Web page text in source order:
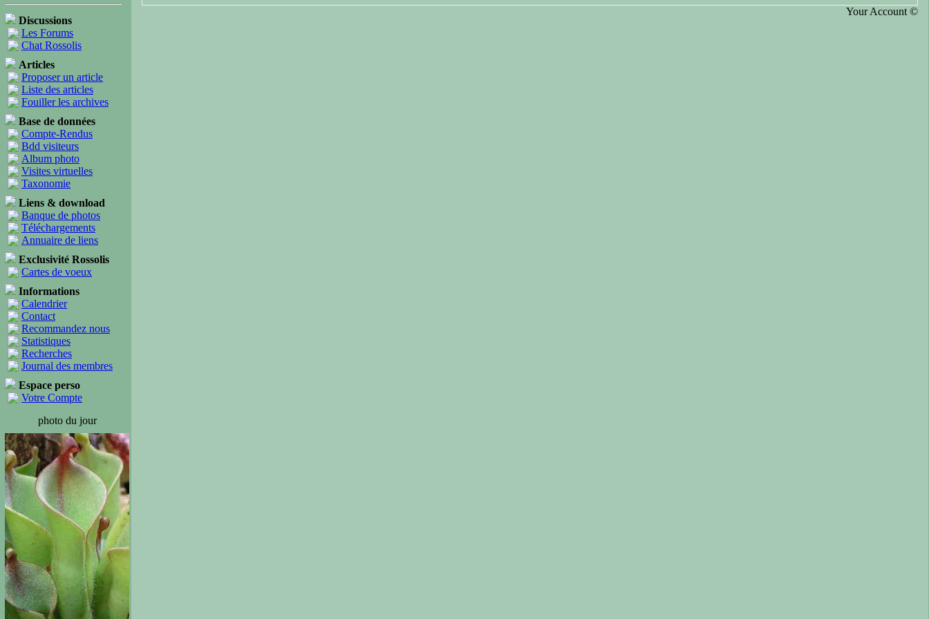
Discussions
Les Forums
Chat Rossolis
Articles
Proposer un article
Liste des articles
Fouiller les archives
Base de données
Compte-Rendus
Bdd visiteurs
Album photo
Visites virtuelles
Taxonomie
Liens & download
Banque de photos
Téléchargements
Annuaire de liens
Exclusivité Rossolis
Cartes de voeux
Informations
Calendrier
Contact
Recommandez nous
Statistiques
Recherches
Journal des membres
Espace perso
Votre Compte
photo du jour
Your Account ©